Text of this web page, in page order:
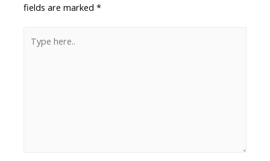
fields are marked*